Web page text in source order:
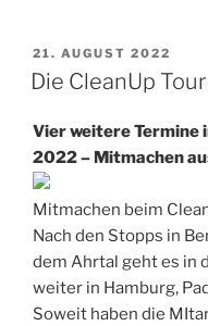
VERÖFFENTLICHT
AM
21. AUGUST 2022
Die CleanUp
Vier weitere Termine
2022 – Mitmachen
Mitmachen beim
Nach den Stopps in
dem Ahrtal geht es in
weiter in Hamburg,
Soweit haben die